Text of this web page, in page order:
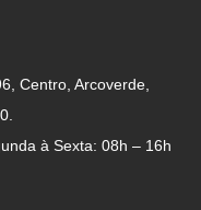
Centro, Arcoverde,
à Sexta: 08h – 16h